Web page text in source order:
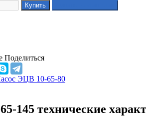
Поделиться
ЭЦВ 10-65-80
145 технические